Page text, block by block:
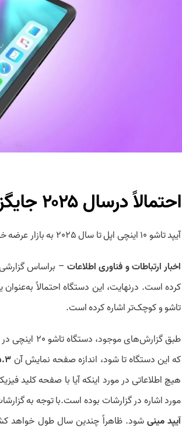
احتمالاً درسال ۲۰۲۵ جایگزین آیپد مینی می‌شود
آیپد تاشو ۱۰ اینچی اپل تا سال 2025 به بازار عرضه خواهد شد.این در حالی است که مدل 20 اینچی احتمالا تا سال 2027 وارد بازار شود.
اخبار ارتباطات و فناوری اطلاعات – براساس
کرده است. درنهایت، این دستگاه احتمالاً
تاشو و کوچک‌تر اشاره کرده است.
طبقگزارش‌های موجود، دستگاه تاشو 20 اینچی در صورت باز‌شدن نمایشگر
که این دستگاه تا شود، اندازه صفحه نمایش آن15.3
هیچ اطلاعاتی در مورد اینکه آیا با صفحه کلید
مورد اشاره در گزارشات بوده است.با توجه به گزارشات مختلف ،
آیپد مینیشود. ظاهراً چندین سال طول خواهد